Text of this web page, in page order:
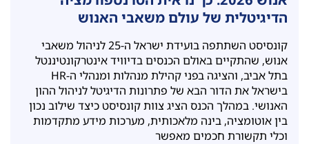
הדיגיטלית של עולם משאבי האנוש
קונסיסט השתתפה בועידת ישראל ה-25 לניהול משאבי
אנוש, שהתקיים באולם הכנסים בדיוויד אינטרקונטיננטל
בתל אביב, והציגה בפני קהילת מנהלות ומנהלי ה-HR
בישראל את הדור הבא של פתרונות הדיגיטל לניהול ההון
האנושי. במהלך הכנס הציג צוות קונסיסט כיצד שילוב נכון
בין אוטומציה, בינה מלאכותית, מערכות מידע מתקדמות
וכלי תקשורת חכמים מאפשר